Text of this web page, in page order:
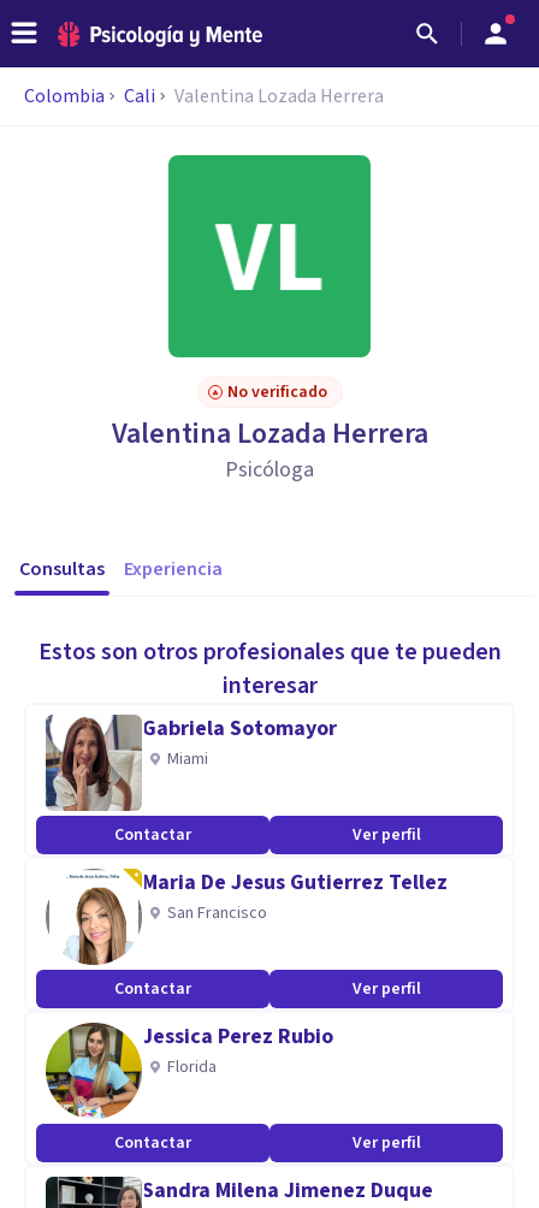
Colombia Cali Valentina Lozada Herrera
No verificado
Valentina Lozada Herrera
Psicóloga
Consultas Experiencia
Estos son otros profesionales que te pueden
interesar
Gabriela Sotomayor
Miami
Contactar Ver perfil
Maria De Jesus Gutierrez Tellez
San Francisco
Contactar Ver perfil
Jessica Perez Rubio
Florida
Contactar Ver perfil
Sandra Milena Jimenez Duque